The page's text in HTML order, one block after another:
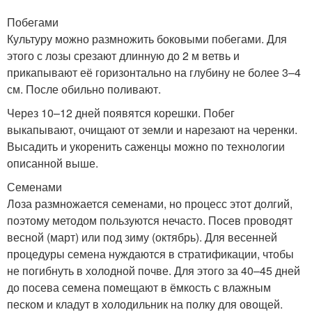
Побегами
Культуру можно размножить боковыми побегами. Для
этого с лозы срезают длинную до 2 м ветвь и
прикапывают её горизонтально на глубину не более 3–4
см. После обильно поливают.
Через 10–12 дней появятся корешки. Побег
выкапывают, очищают от земли и нарезают на черенки.
Высадить и укоренить саженцы можно по технологии
описанной выше.
Семенами
Лоза размножается семенами, но процесс этот долгий,
поэтому методом пользуются нечасто. Посев проводят
весной (март) или под зиму (октябрь). Для весенней
процедуры семена нуждаются в стратификации, чтобы
не погибнуть в холодной почве. Для этого за 40–45 дней
до посева семена помещают в ёмкость с влажным
песком и кладут в холодильник на полку для овощей.